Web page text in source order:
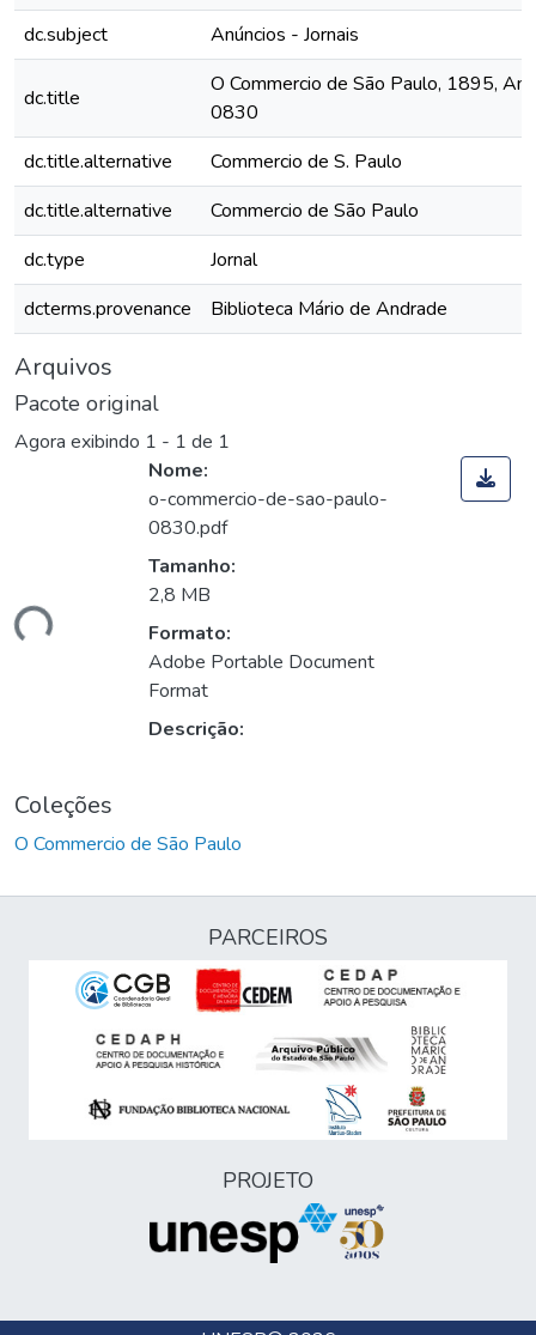
dc.subject
Anúncios - Jornais
dc.title
O Commercio de São Paulo, 1895,
0830
dc.title.alternative
Commercio de S. Paulo
dc.title.alternative
Commercio de São Paulo
dc.type
Jornal
dcterms.provenance
Biblioteca Mário de Andrade
Arquivos
Pacote original
Agora exibindo 1 - 1 de 1
Nome:
o-commercio-de-sao-paulo-
0830.pdf
Tamanho:
2,8 MB
Formato:
Adobe Portable Document
Format
Descrição:
Coleções
O Commercio de São Paulo
PARCEIROS
PROJETO